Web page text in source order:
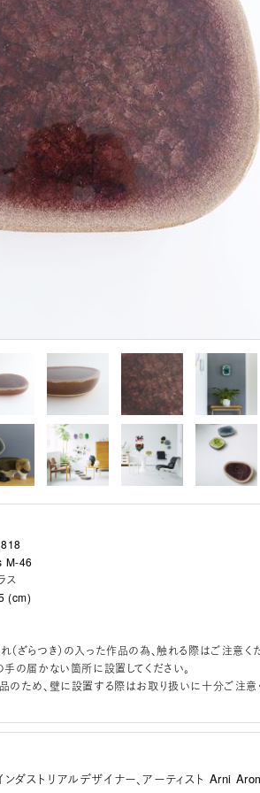
M-46
ス
(cm)
（ざらつき）の入った作品の為、触れる際はご注意くだ
手の届かない箇所に設置してください。
のため、壁に設置する際はお取り扱いに十分ご注意
ンダストリアルデザイナー、アーティスト Arni